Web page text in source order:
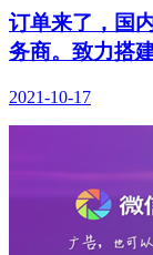
订单来了，国
务商。致力搭
2021-10-17